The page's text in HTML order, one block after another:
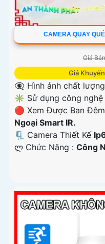
CAMERA QUAY
Giá
Giá
👁️‍🗨 Hình ảnh chất
✳️ Sử dụng công nghệ
🔴 Xem Được Ban
Ngoại Smart IR.
🗜️ Camera Thiết Kế
️ლ Chức Năng : Công